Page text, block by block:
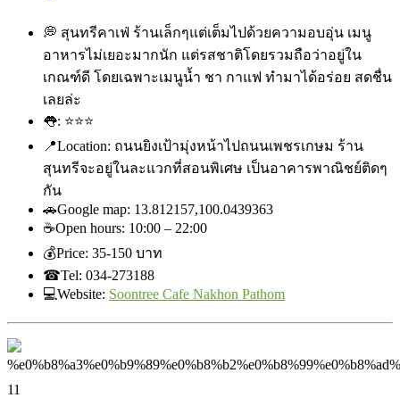
💭 สุนทรีคาเฟ่ ร้านเล็กๆแต่เต็มไปด้วยความอบอุ่น เมนู
อาหารไม่เยอะมากนัก แต่รสชาติโดยรวมถือว่าอยู่ใน
เกณฑ์ดี โดยเฉพาะเมนูน้ำ ชา กาแฟ ทำมาได้อร่อย สดชื่น
เลยล่ะ
👅: ⭐⭐⭐
📍Location: ถนนยิงเป้ามุ่งหน้าไปถนนเพชรเกษม ร้าน
สุนทรีจะอยู่ในละแวกที่สอนพิเศษ เป็นอาคารพาณิชย์ติดๆ
กัน
🚗Google map: 13.812157,100.0439363
☕Open hours: 10:00 – 22:00
💰Price: ‎35-150 บาท
☎Tel: 034-273188
💻Website: Soontree Cafe Nakhon Pathom